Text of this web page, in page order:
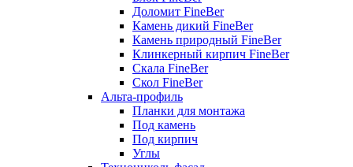
Доломит FineBer
Камень дикий FineBer
Камень природный FineBer
Клинкерный кирпич FineBer
Скала FineBer
Скол FineBer
Альта-профиль
Планки для монтажа
Под камень
Под кирпич
Углы